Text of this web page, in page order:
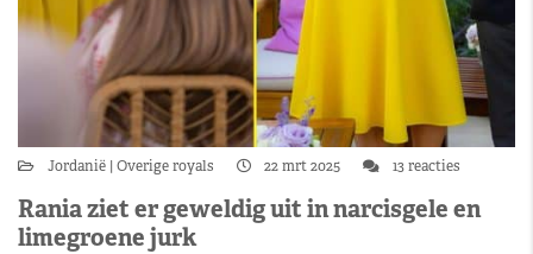
Jordanië Overige royals 22 mrt 2025 13 reacties
Rania ziet er geweldig uit in narcisgele en
limegroene jurk